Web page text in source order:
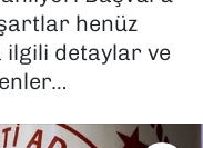
henüz
ilgili detaylar ve